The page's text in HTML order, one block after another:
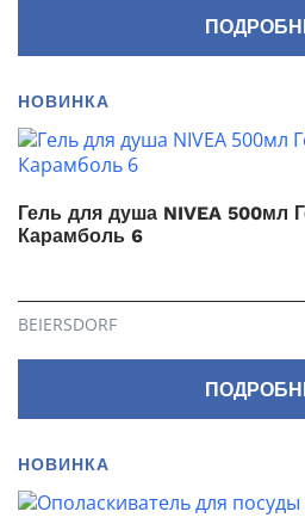
НОВИНКА
Гель для душа NIVEA 500мл
Карамболь 6
BEIERSDORF
НОВИНКА